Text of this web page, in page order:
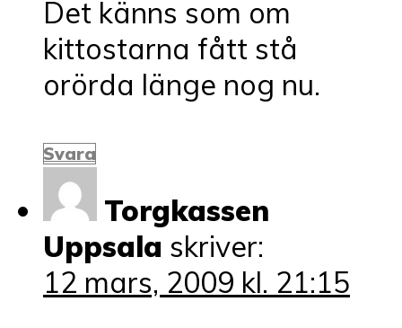
Det känns som om
kittostarna fått stå
orörda länge nog nu.
Svara
Torgkassen
Uppsala skriver:
12 mars, 2009 kl. 21:15